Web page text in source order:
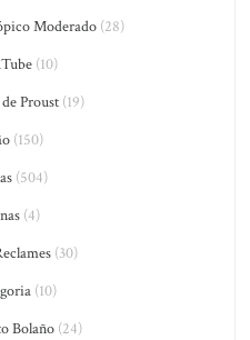
Moderado(28)
(10)
Proust(19)
(150)
(504)
(4)
(30)
(10)
Bolaño (24)